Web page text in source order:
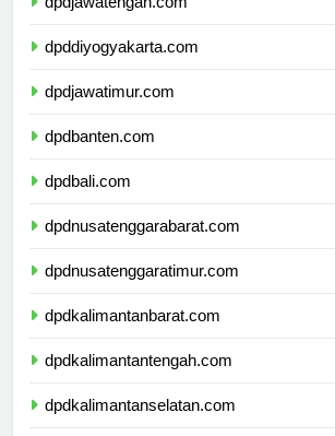
dpddiyogyakarta.com
dpdjawatimur.com
dpdbanten.com
dpdbali.com
dpdnusatenggarabarat.com
dpdnusatenggaratimur.com
dpdkalimantanbarat.com
dpdkalimantantengah.com
dpdkalimantanselatan.com